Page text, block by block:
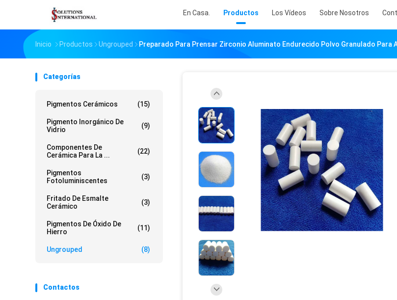
En Casa. Productos Los Vídeos Sobre Nosotros
Inicio Productos Ungrouped Preparado Para Prensar Zirconio Aluminato Endurecido Polvo Granulado Para
Categorías
Pigmentos Cerámicos (15)
Pigmento Inorgánico De
Vidrio
(9)
Componentes De
Cerámica Para La ...
(22)
Pigmentos
Fotoluminiscentes
(3)
Fritado De Esmalte
Cerámico
(3)
Pigmentos De Óxido De
Hierro
(11)
Ungrouped (8)
Contactos